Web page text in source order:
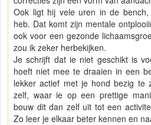
Ook ligt hij vele uren in de
heb. Dat komt zijn mentale
ook voor een gezonde
zou ik zeker herbekijken.
Je schrijft dat ie niet geschikt is
hoeft niet mee te draaien in een
lekker actief met je hond bezig te
zelf, waar ie op een prettige
bouw dit dan zelf uit tot een
Zo leer je elkaar beter kennen en